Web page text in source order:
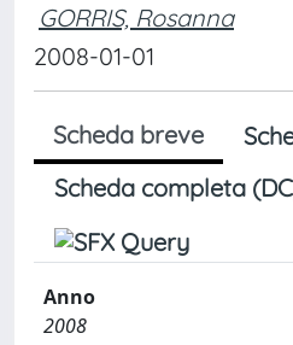
GORRIS, Rosanna
2008-01-01
Scheda breve
Scheda completa
Anno
2008